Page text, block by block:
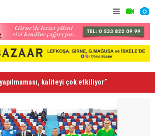
kaliteyi çok etkiliyor”